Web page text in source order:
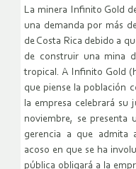
La minera Infinito Gold
una demanda por más
de Costa Rica debido a
de construir una mina
tropical. A Infinito Gold
que piense la población
la empresa celebrará su
noviembre, se presenta
gerencia a que admita
acoso en que se ha
pública obligará a la